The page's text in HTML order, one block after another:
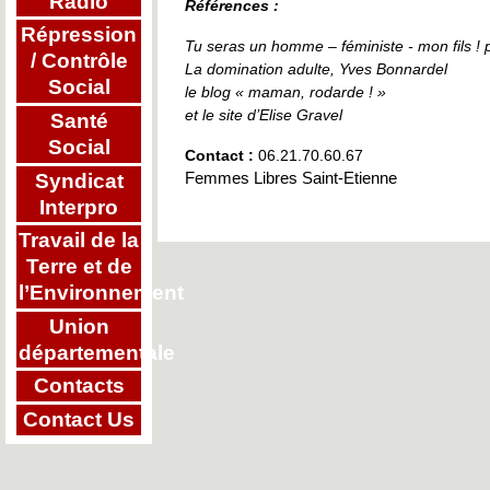
Répression
/ Contrôle
Social
Santé
Social
Syndicat
Interpro
Travail de la
Terre et de
l’Environnement
Union
départementale
Contacts
Contact Us
Références :
Tu seras un homme – féministe - mon fils !
La domination adulte, Yves Bonnardel
le blog « maman, rodarde ! »
et le site d’Elise Gravel
Contact :06.21.70.60.67
Femmes Libres Saint-Etienne